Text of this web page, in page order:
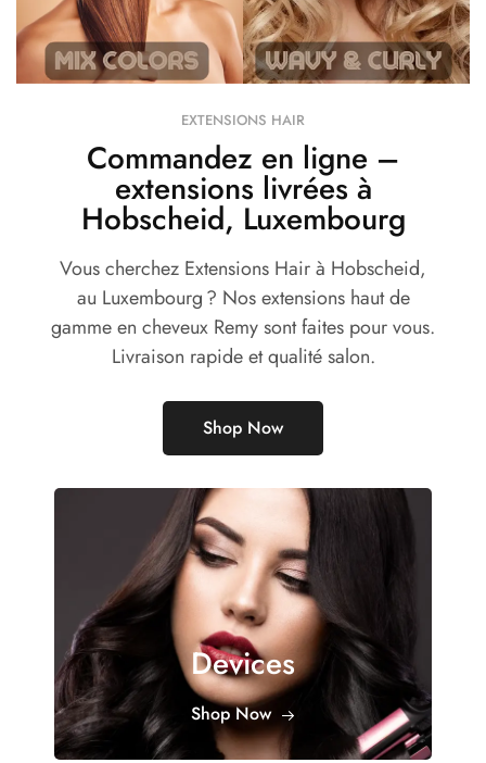
EXTENSIONS HAIR
Commandez en ligne –
extensions livrées à
Hobscheid, Luxembourg
Vous cherchez Extensions Hair à Hobscheid,
au Luxembourg ? Nos extensions haut de
gamme en cheveux Remy sont faites pour vous.
Livraison rapide et qualité salon.
Shop Now
Devices
Shop Now